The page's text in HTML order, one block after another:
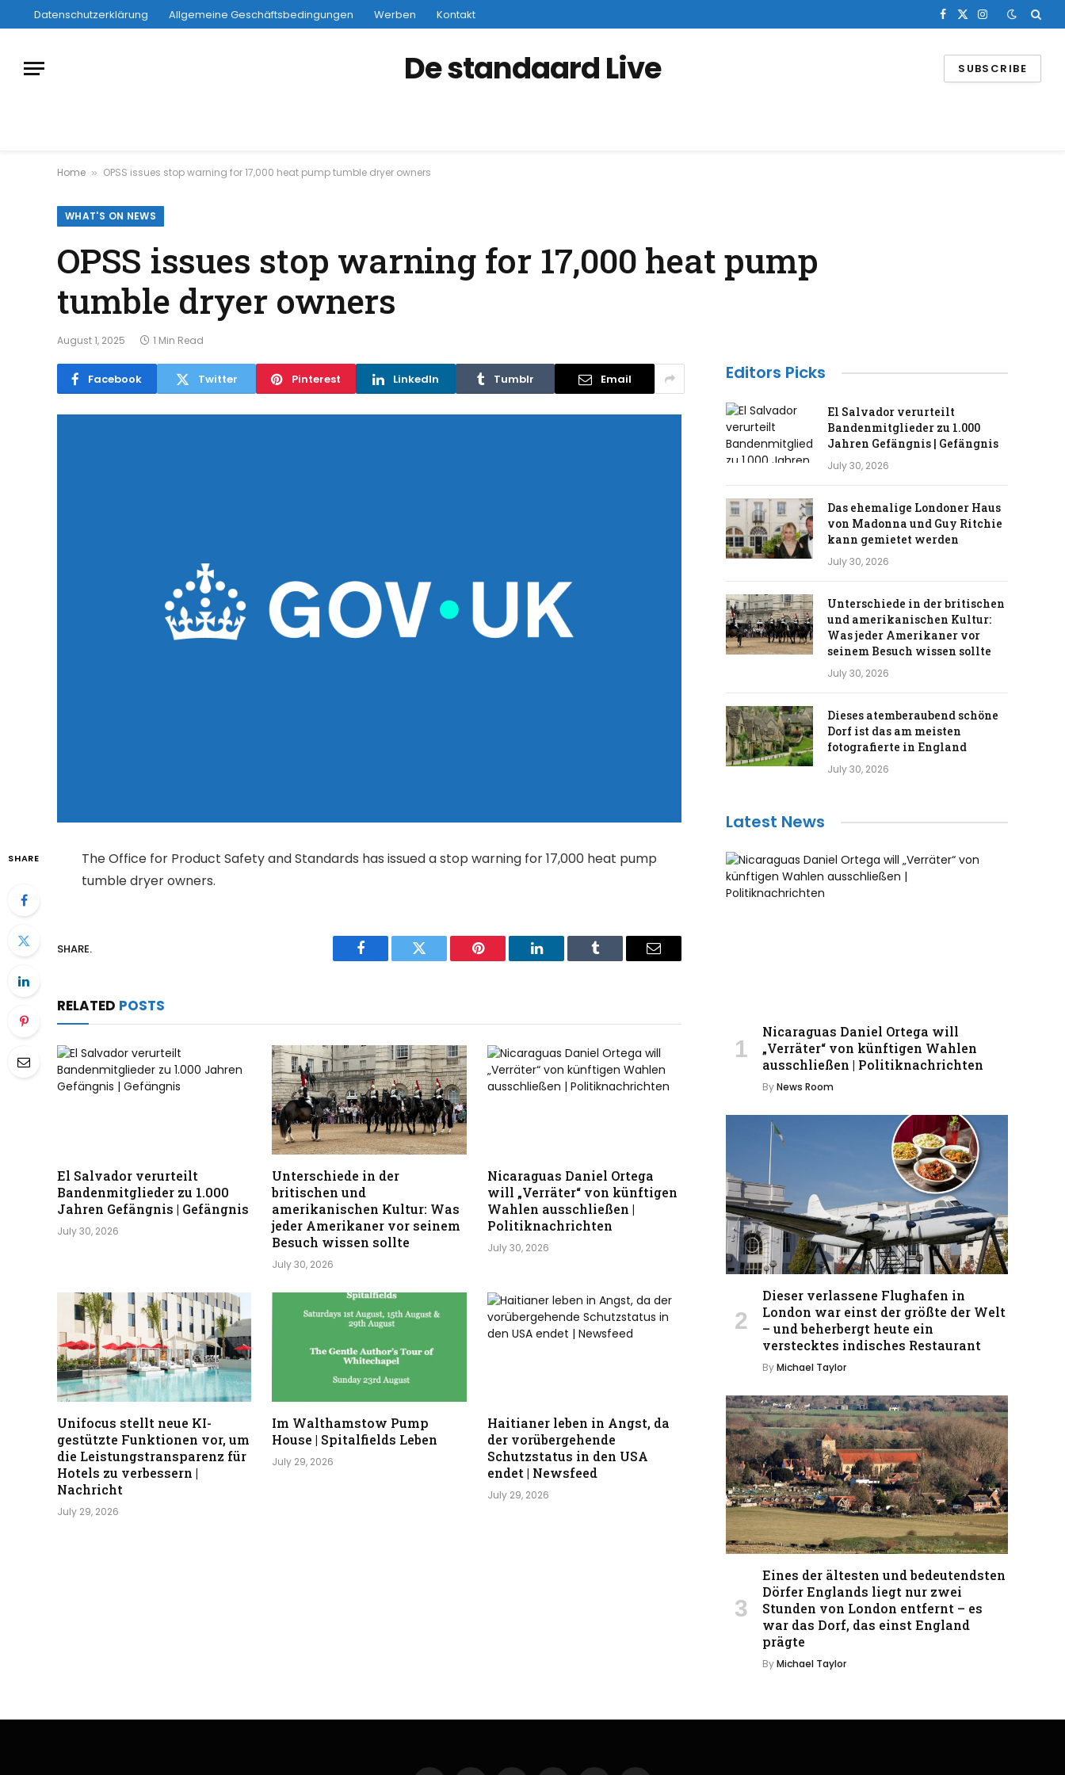
Datenschutzerklärung Allgemeine Geschäftsbedingungen Werben Kontakt Facebook
X
Instagram
De standaard Live SUBSCRIBE
Home » OPSS issues stop warning for 17,000 heat pump tumble dryer owners
WHAT'S ON NEWS
OPSS issues stop warning for 17,000 heat pump
tumble dryer owners
August 1, 2025 1 Min Read
Facebook Twitter Pinterest LinkedIn Tumblr Email
SHARE
The Office for Product Safety and Standards has issued a stop warning for 17,000 heat pump
tumble dryer owners.
SHARE.
Facebook Twitter Pinterest LinkedIn Tumblr Email
RELATED POSTS
El Salvador verurteilt
Bandenmitglieder zu 1.000
Jahren Gefängnis | Gefängnis
July 30, 2026
Unterschiede in der
britischen und
amerikanischen Kultur: Was
jeder Amerikaner vor seinem
Besuch wissen sollte
July 30, 2026
Nicaraguas Daniel Ortega
will „Verräter“ von künftigen
Wahlen ausschließen |
Politiknachrichten
July 30, 2026
Unifocus stellt neue KI-
gestützte Funktionen vor, um
die Leistungstransparenz für
Hotels zu verbessern |
Nachricht
July 29, 2026
Im Walthamstow Pump
House | Spitalfields Leben
July 29, 2026
Haitianer leben in Angst, da
der vorübergehende
Schutzstatus in den USA
endet | Newsfeed
July 29, 2026
Editors Picks
El Salvador verurteilt
Bandenmitglieder zu 1.000
Jahren Gefängnis | Gefängnis
July 30, 2026
Das ehemalige Londoner Haus
von Madonna und Guy Ritchie
kann gemietet werden
July 30, 2026
Unterschiede in der britischen
und amerikanischen Kultur:
Was jeder Amerikaner vor
seinem Besuch wissen sollte
July 30, 2026
Dieses atemberaubend schöne
Dorf ist das am meisten
fotografierte in England
July 30, 2026
Latest News
Nicaraguas Daniel Ortega will
„Verräter“ von künftigen Wahlen
ausschließen | Politiknachrichten
ByNews Room
Dieser verlassene Flughafen in
London war einst der größte der Welt
– und beherbergt heute ein
verstecktes indisches Restaurant
ByMichael Taylor
Eines der ältesten und bedeutendsten
Dörfer Englands liegt nur zwei
Stunden von London entfernt – es
war das Dorf, das einst England
prägte
ByMichael Taylor